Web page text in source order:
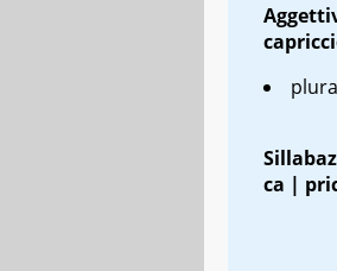
ca |